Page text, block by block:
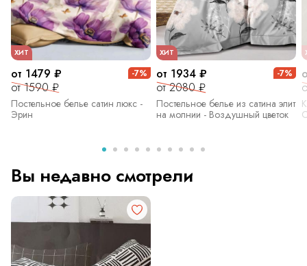
ХИТ
от 1479 ₽
от 1590 ₽
-7%
Постельное белье сатин люкс -
Эрин
ХИТ
от 1934 ₽
от 2080 ₽
-7%
Постельное белье из сатина элит
на молнии - Воздушный цветок
Вы недавно смотрели